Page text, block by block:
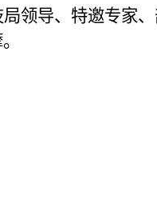
领导、特邀专家